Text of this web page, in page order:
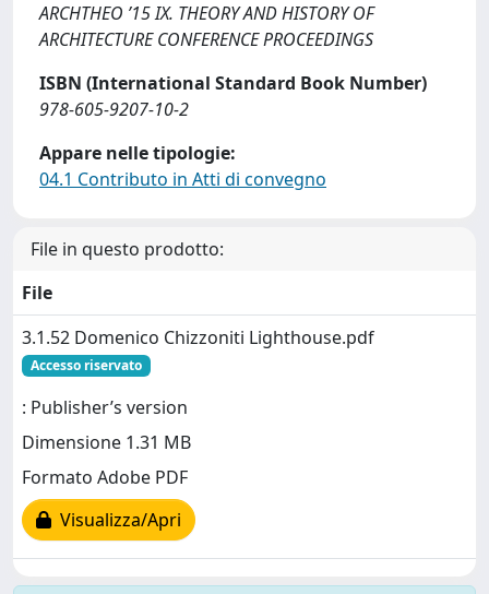
ARCHTHEO ’15 IX. THEORY AND HISTORY OF
ARCHITECTURE CONFERENCE PROCEEDINGS
ISBN (International Standard Book Number)
978-605-9207-10-2
Appare nelle tipologie:
04.1 Contributo in Atti di convegno
File in questo prodotto:
File
3.1.52 Domenico Chizzoniti Lighthouse.pdf
Accesso riservato
: Publisher’s version
Dimensione 1.31 MB
Formato Adobe PDF
Visualizza/Apri